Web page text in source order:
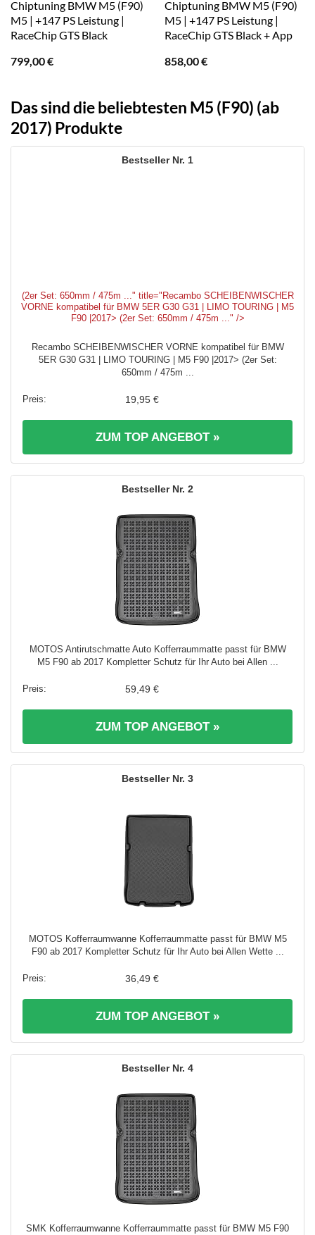
Chiptuning BMW M5 (F90)
M5 | +147 PS Leistung |
RaceChip GTS Black
799,00€
Chiptuning BMW M5 (F90)
M5 | +147 PS Leistung |
RaceChip GTS Black + App
858,00€
Das sind die beliebtesten M5 (F90) (ab
2017) Produkte
1
(2er Set: 650mm / 475m ..." title="Recambo SCHEIBENWISCHER
VORNE kompatibel für BMW 5ER G30 G31 | LIMO TOURING | M5
F90 |2017> (2er Set: 650mm / 475m ..." />
Recambo SCHEIBENWISCHER VORNE kompatibel für BMW
5ER G30 G31 | LIMO TOURING | M5 F90 |2017> (2er Set:
650mm / 475m ...
19,95 €
ZUM TOP ANGEBOT »
2
MOTOS Antirutschmatte Auto Kofferraummatte passt für BMW
M5 F90 ab 2017 Kompletter Schutz für Ihr Auto bei Allen ...
59,49 €
ZUM TOP ANGEBOT »
3
MOTOS Kofferraumwanne Kofferraummatte passt für BMW M5
F90 ab 2017 Kompletter Schutz für Ihr Auto bei Allen Wette ...
36,49 €
ZUM TOP ANGEBOT »
4
SMK Kofferraumwanne Kofferraummatte passt für BMW M5 F90